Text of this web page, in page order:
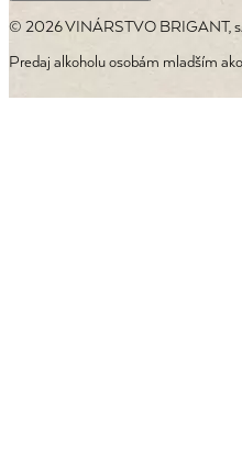
© 2026VINÁRSTVO BRIGANT,
Predaj alkoholu osobám mladším